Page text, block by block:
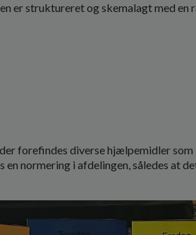
er struktureret og skemalagt med en
forefindes diverse hjælpemidler som
normering i afdelingen, således at